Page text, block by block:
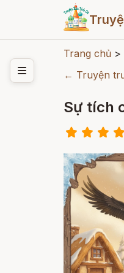
Trang chủ >
← Truyện
Sự tích